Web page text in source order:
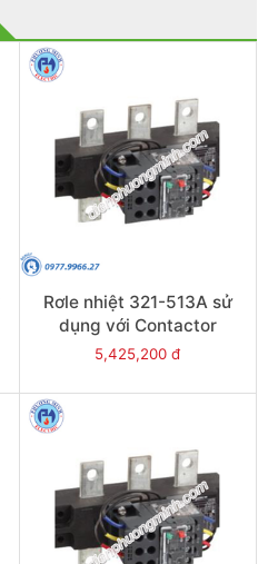
Rơle nhiệt 321-513A sử
dụng với Contactor
LC1E500 - Model LRE488
5,425,200 đ